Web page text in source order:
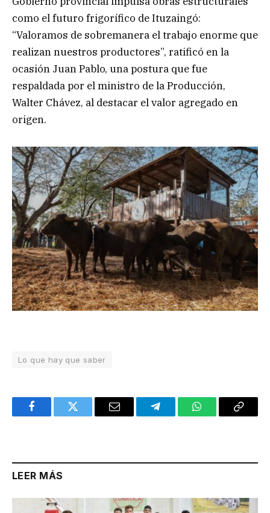
como el futuro frigorífico de Ituzaingó:
“Valoramos de sobremanera el trabajo enorme que
realizan nuestros productores”, ratificó en la
ocasión Juan Pablo, una postura que fue
respaldada por el ministro de la Producción,
Walter Chávez, al destacar el valor agregado en
origen.
Lo que hay que saber
FacebookTwitter Email TelegramWhatsAppCopy
LEER MÁS